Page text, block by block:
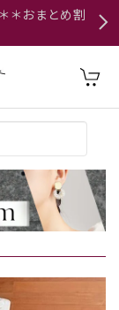
＊おまとめ割